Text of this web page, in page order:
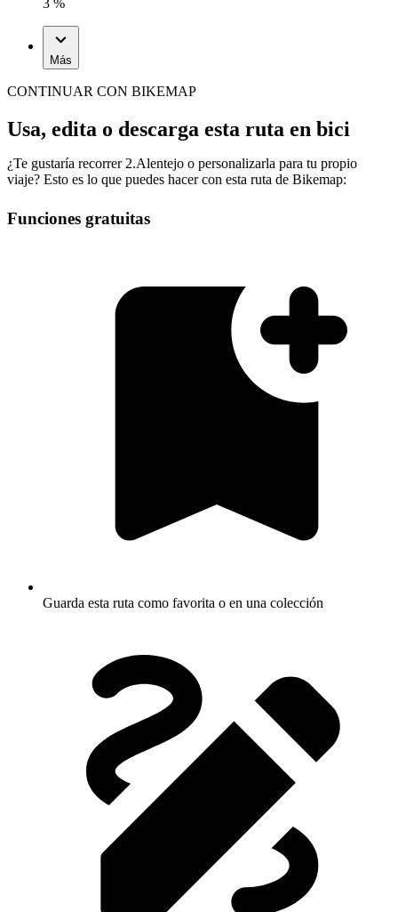
Más
CONTINUAR CON BIKEMAP
Usa, edita o descarga esta ruta en bici
¿Te gustaría recorrer 2.Alentejo o personalizarla para tu propio
viaje? Esto es lo que puedes hacer con esta ruta de Bikemap:
Funciones gratuitas
Guarda esta ruta como favorita o en una colección